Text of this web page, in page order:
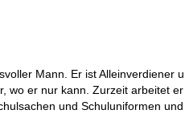
Mann. Er ist Alleinverdiener
wo er nur kann. Zurzeit arbeitet
und Schuluniformen